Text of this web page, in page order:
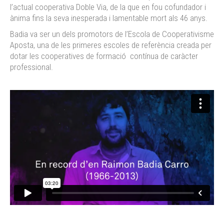
l’actual cooperativa Doble Via, de la que en fou cofundador i
ànima fins la seva inesperada i lamentable mort als 46 anys.
Badia va ser un dels promotors de l’Escola de Cooperativisme
Aposta, una de les primeres escoles de referència creada per
dotar les cooperatives de formació contínua de caràcter
professional.